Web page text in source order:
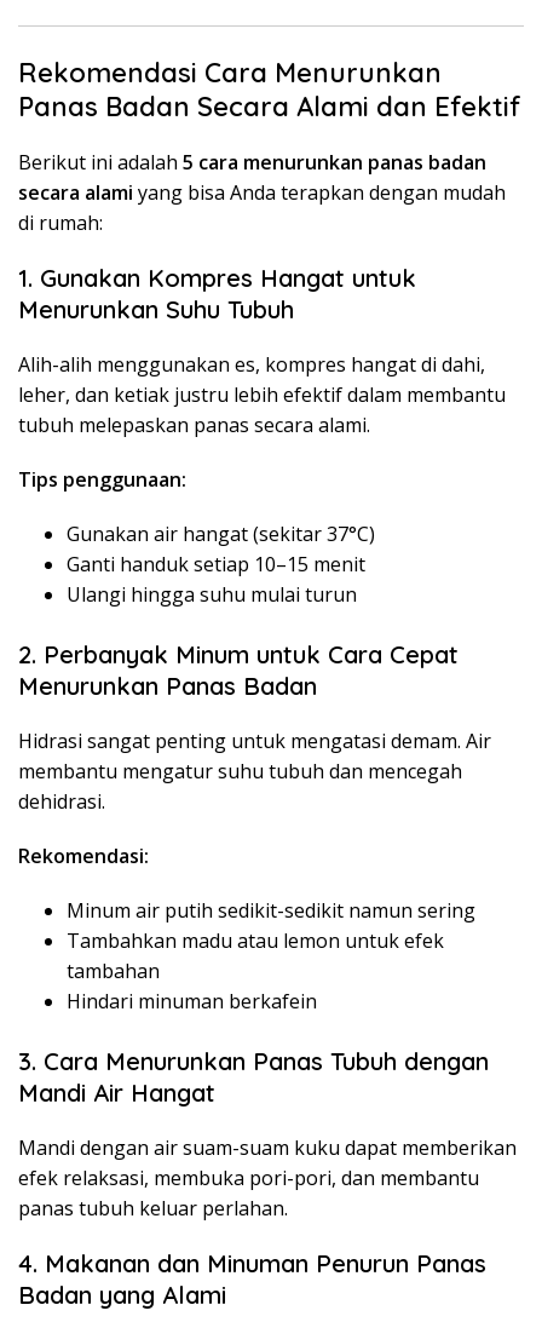
Rekomendasi Cara Menurunkan
Panas Badan Secara Alami dan Efektif
Berikut ini adalah 5 cara menurunkan panas badan
secara alami yang bisa Anda terapkan dengan mudah
di rumah:
1. Gunakan Kompres Hangat untuk
Menurunkan Suhu Tubuh
Alih-alih menggunakan es, kompres hangat di dahi,
leher, dan ketiak justru lebih efektif dalam membantu
tubuh melepaskan panas secara alami.
Tips penggunaan:
Gunakan air hangat (sekitar 37°C)
Ganti handuk setiap 10–15 menit
Ulangi hingga suhu mulai turun
2. Perbanyak Minum untuk Cara Cepat
Menurunkan Panas Badan
Hidrasi sangat penting untuk mengatasi demam. Air
membantu mengatur suhu tubuh dan mencegah
dehidrasi.
Rekomendasi:
Minum air putih sedikit-sedikit namun sering
Tambahkan madu atau lemon untuk efek
tambahan
Hindari minuman berkafein
3. Cara Menurunkan Panas Tubuh dengan
Mandi Air Hangat
Mandi dengan air suam-suam kuku dapat memberikan
efek relaksasi, membuka pori-pori, dan membantu
panas tubuh keluar perlahan.
4. Makanan dan Minuman Penurun Panas
Badan yang Alami